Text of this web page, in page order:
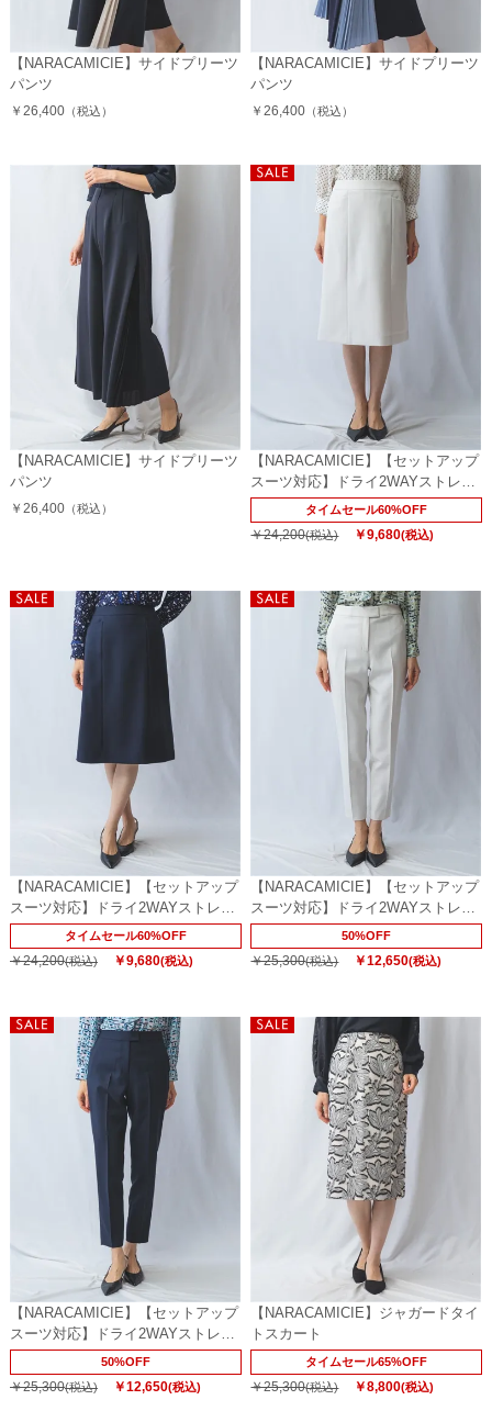
【NARACAMICIE】サイドプリーツ
パンツ
￥26,400（税込）
【NARACAMICIE】サイドプリーツ
パンツ
￥26,400 （税込）
【NARACAMICIE】サイドプリーツ
パンツ
￥26,400（税込）
【NARACAMICIE】【セットアップ
スーツ対応】ドライ2WAYストレッ
チスカートタイムセール60%OFF
￥24,200(税込) ￥9,680(税込)
【NARACAMICIE】【セットアップ
スーツ対応】ドライ2WAYストレッ
チスカートタイムセール60%OFF
￥24,200(税込) ￥9,680(税込)
【NARACAMICIE】【セットアップ
スーツ対応】ドライ2WAYストレッ
チパンツ
50%OFF
￥25,300(税込) ￥12,650(税込)
【NARACAMICIE】【セットアップ
スーツ対応】ドライ2WAYストレッ
チパンツ
50%OFF
￥25,300(税込) ￥12,650(税込)
【NARACAMICIE】ジャガードタイ
トスカート
タイムセール65%OFF
￥25,300(税込) ￥8,800(税込)